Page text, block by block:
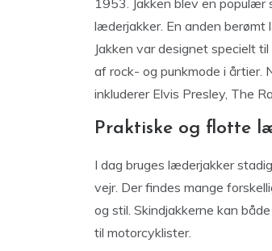
1953. Jakken blev en
læderjakker. En anden berømt
Jakken var designet specielt
af rock- og punkmode i årtier.
inkluderer Elvis Presley, The
Praktiske og flotte
I dag bruges læderjakker
vejr. Der findes mange
og stil. Skindjakkerne kan
til motorcyklister.